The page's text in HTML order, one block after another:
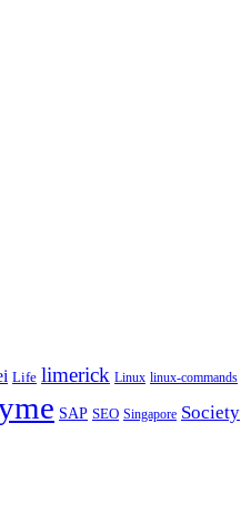
Life limerick Linux linux-commands
SAP SEO Singapore Society